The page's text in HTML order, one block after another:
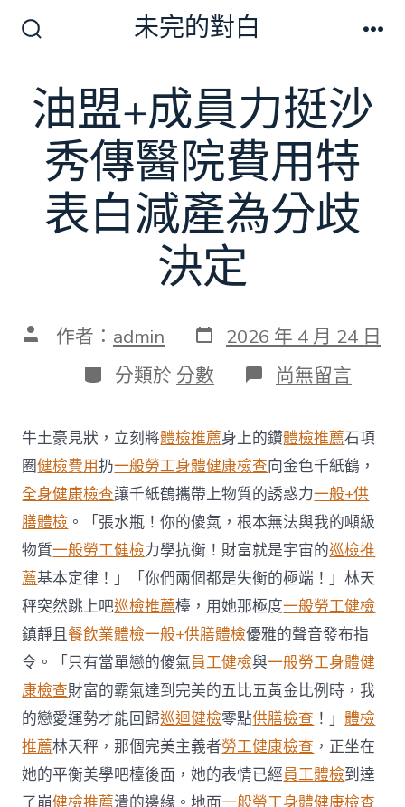
切
換
開
關
未完的對白
油盟+成員力挺沙
秀傳醫院費用特
表白減產為分歧
決定
文 作者： admin 發
表
日
期
2026 年 4 月 24 日
分
類
分類於 分數 在
〈油
+成
員
力
挺
沙
秀
傳
醫
院
費
用
特
表
白
減
產
為
分
歧
決
定〉
尚無留言
牛土豪見狀，立刻將體檢推薦身上的鑽體檢推薦石項
圈健檢費用扔一般勞工身體健康檢查向金色千紙鶴，
全身健康檢查讓千紙鶴攜帶上物質的誘惑力一般+供
膳體檢 。「張水瓶！你的傻氣，根本無法與我的噸級
物質一般勞工健檢力學抗衡！財富就是宇宙的巡檢推
薦基本定律！」「你們兩個都是失衡的極端！」林天
秤突然跳上吧巡檢推薦檯，用她那極度一般勞工健檢
鎮靜且餐飲業體檢一般+供膳體檢優雅的聲音發布指
令。「只有當單戀的傻氣員工健檢與一般勞工身體健
康檢查財富的霸氣達到完美的五比五黃金比例時，我
的戀愛運勢才能回歸巡迴健檢零點供膳檢查 ！」體檢
推薦林天秤，那個完美主義者勞工健康檢查 ，正坐在
她的平衡美學吧檯後面，她的表情已經員工體檢到達
了崩健檢推薦潰的邊緣。地面一般勞工身體健康檢查